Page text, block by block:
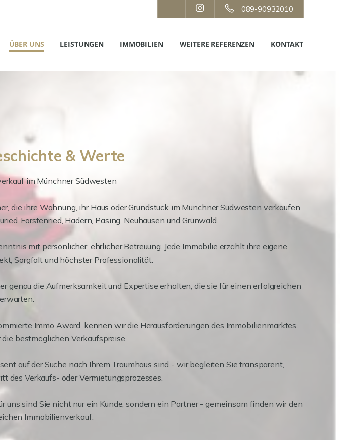
089-90932010
ÜBER UNS LEISTUNGEN IMMOBILIEN WEITERE REFERENZEN KONTAKT
& Werte
im Münchner Südwesten
die ihre Wohnung, ihr Haus oder Grundstück im Münchner Südwesten verkaufen
Forstenried, Hadern, Pasing, Neuhausen und Grünwald.
mit persönlicher, ehrlicher Betreuung. Jede Immobilie erzählt ihre eigene
Sorgfalt und höchster Professionalität.
genau die Aufmerksamkeit und Expertise erhalten, die sie für einen erfolgreichen
Immo Award, kennen wir die Herausforderungen des Immobilienmarktes
bestmöglichen Verkaufspreise.
auf der Suche nach Ihrem Traumhaus sind - wir begleiten Sie transparent,
des Verkaufs- oder Vermietungsprozesses.
uns sind Sie nicht nur ein Kunde, sondern ein Partner - gemeinsam finden wir den
Immobilienverkauf.